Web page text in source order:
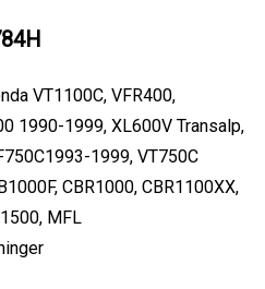
VT1100C, VFR400,
1990-1999, XL600V Transalp,
1999, VT750C
CBR1000, CBR1100XX,
MFL